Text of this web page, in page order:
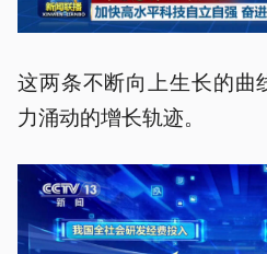
这两条不断向上生长的曲
力涌动的增长轨迹。